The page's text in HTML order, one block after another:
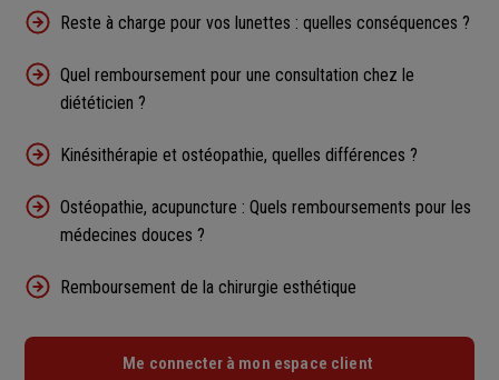
Reste à charge pour vos lunettes : quelles conséquences ?
Quel remboursement pour une consultation chez le
diététicien ?
Kinésithérapie et ostéopathie, quelles différences ?
Ostéopathie, acupuncture : Quels remboursements pour les
médecines douces ?
Remboursement de la chirurgie esthétique
Me connecter à mon espace client